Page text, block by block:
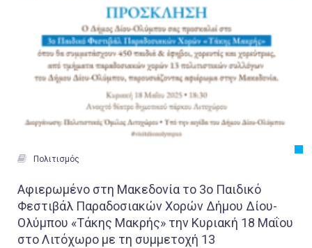
 Πολιτισμός
Αφιερωμένο στη Μακεδονία το 3ο Παιδικό
Φεστιβάλ Παραδοσιακών Χορών Δήμου Δίου-
Ολύμπου «Τάκης Μακρής» την Κυριακή 18 Μαΐου
στο Λιτόχωρο με τη συμμετοχή 13
Αγροτικά
Οικονομία
Πολιτική
Αθλητικά
Αστυνομικό Δελτίο